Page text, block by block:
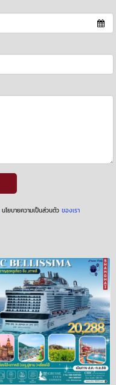
นโยบายความเป็นส่วนตัว ของเรา